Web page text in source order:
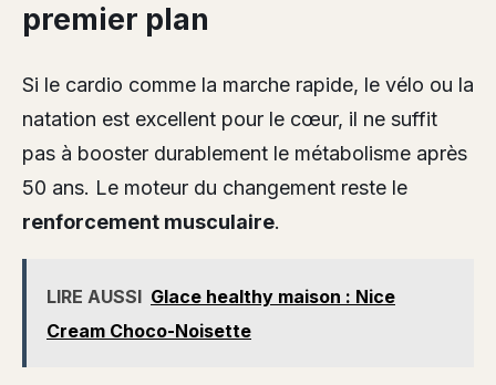
premier plan
Si le cardio comme la marche rapide, le vélo ou la
natation est excellent pour le cœur, il ne suffit
pas à booster durablement le métabolisme après
50 ans. Le moteur du changement reste le
renforcement musculaire.
LIRE AUSSI Glace healthy maison : Nice
Cream Choco-Noisette